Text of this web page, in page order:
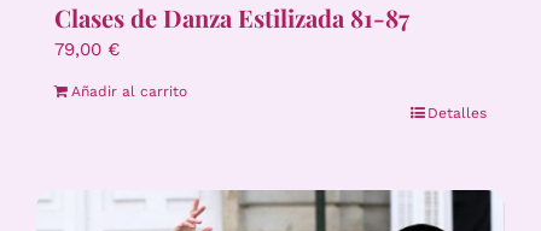
Clases de Danza Estilizada 81-87
79,00 €
Añadir al carrito
Detalles